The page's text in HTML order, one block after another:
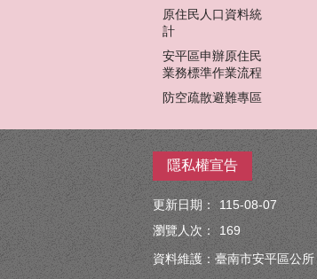
原住民人口資料統
計
安平區申辦原住民
業務標準作業流程
防空疏散避難專區
隱私權宣告
更新日期：
115-08-07
瀏覽人次：
169
資料維護：臺南市安平區公所